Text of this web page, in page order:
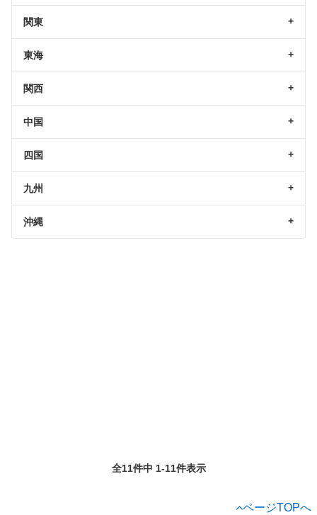
関東
東海
関西
中国
四国
九州
沖縄
全11件中 1-11件表示
ページTOPへ